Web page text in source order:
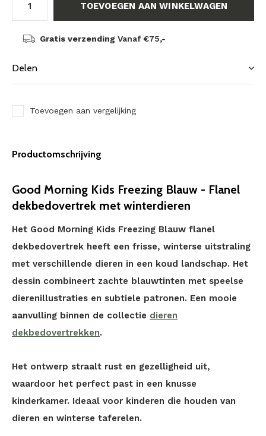
TOEVOEGEN AAN WINKELWAGEN
Gratis verzending Vanaf €75,-
Delen
Toevoegen aan vergelijking
Productomschrijving
Good Morning Kids Freezing Blauw - Flanel
dekbedovertrek met winterdieren
Het Good Morning Kids Freezing Blauw flanel
dekbedovertrek heeft een frisse, winterse uitstraling
met verschillende dieren in een koud landschap. Het
dessin combineert zachte blauwtinten met speelse
dierenillustraties en subtiele patronen. Een mooie
aanvulling binnen de collectie dieren
dekbedovertrekken.
Het ontwerp straalt rust en gezelligheid uit,
waardoor het perfect past in een knusse
kinderkamer. Ideaal voor kinderen die houden van
dieren en winterse taferelen.